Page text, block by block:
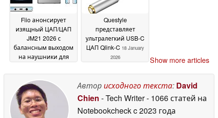
February 2026
разрешения и время
работы 11 часов
January 2026
Fiio анонсирует
изящный ЦАП/ЦАП
JM21 2026 с
балансным выходом
на наушники для
разрешения18 January
2026
Questyle
представляет
ультралегкий USB-C
ЦАП Qlink-C 18 January
2026
Show more articles
Авторисходного текста: David
Chien - Tech Writer- 1066 статей на
Notebookcheckc 2023 года